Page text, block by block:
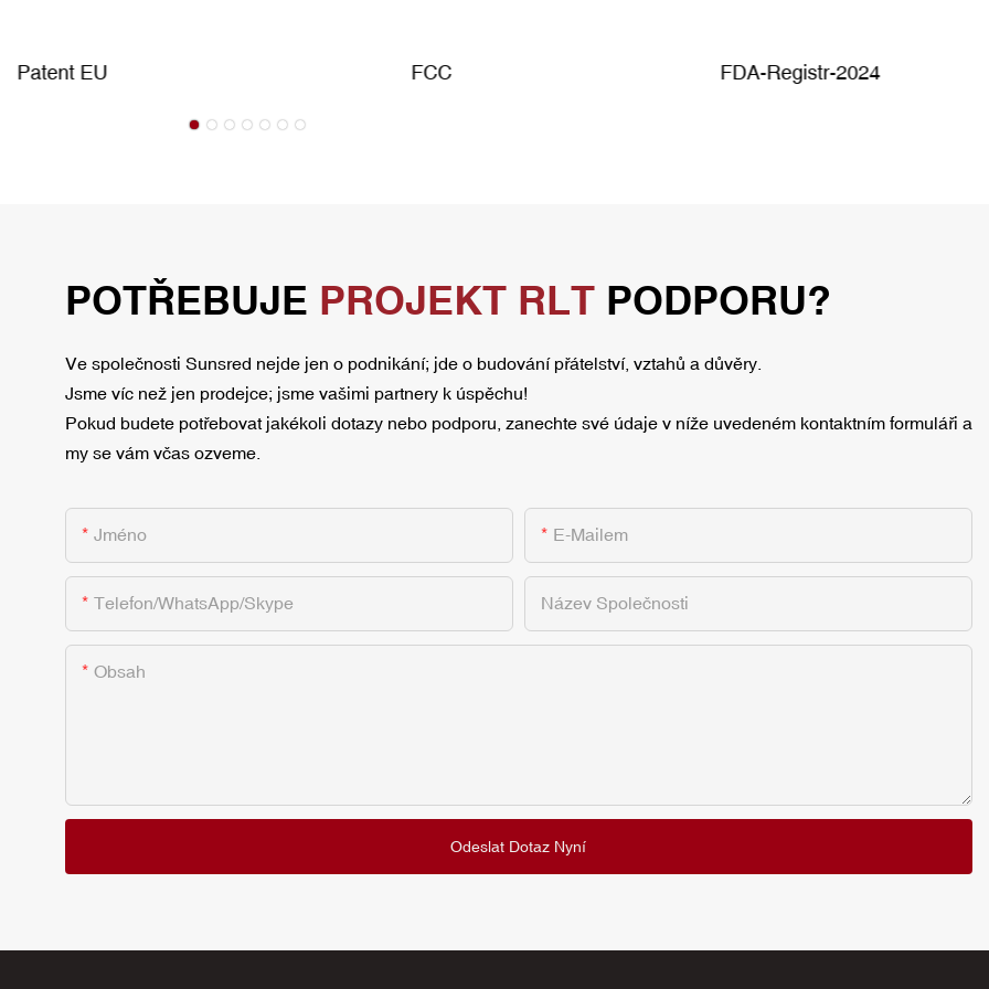
Patent EU FCC FDA-Registr-2024
POTŘEBUJE PROJEKT RLTPODPORU?
Ve společnosti Sunsred nejde jen o podnikání; jde o budování přátelství, vztahů a důvěry.
Jsme víc než jen prodejce; jsme vašimi partnery k úspěchu!
Pokud budete potřebovat jakékoli dotazy nebo podporu, zanechte své údaje v níže uvedeném kontaktním formuláři a
my se vám včas ozveme.
Jméno E-Mailem
Telefon/WhatsApp/Skype Název Společnosti
Obsah
Odeslat Dotaz Nyní